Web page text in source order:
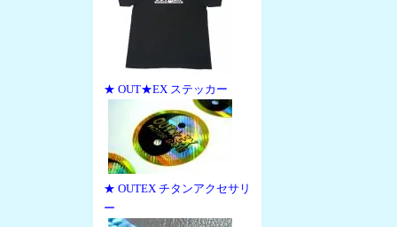
★ OUT★EX ステッカー
★ OUTEX チタンアクセサリ
ー